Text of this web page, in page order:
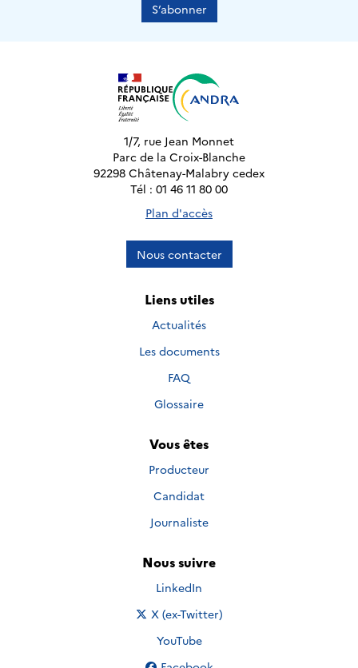
S’abonner
1/7, rue Jean Monnet
Parc de la Croix-Blanche
92298 Châtenay-Malabry cedex
Tél : 01 46 11 80 00
Plan d'accès
Nous contacter
Liens utiles
Actualités
Les documents
FAQ
Glossaire
Vous êtes
Producteur
Candidat
Journaliste
Nous suivre
Nous suivre sur
LinkedIn
Nous suivre sur
X (ex-Twitter)
Nous suivre sur
YouTube